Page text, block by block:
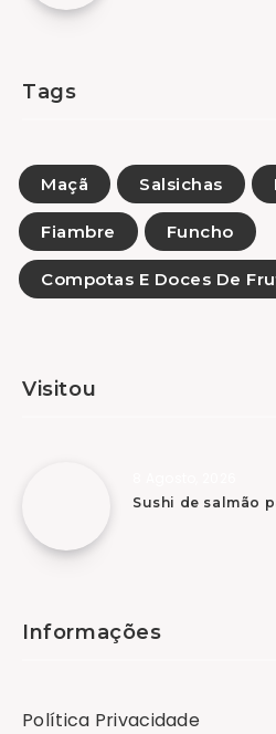
Tags
Maçã Salsichas
Fiambre Funcho
Compotas E Doces De
Visitou
Sushi de salmão
Informações
Política Privacidade